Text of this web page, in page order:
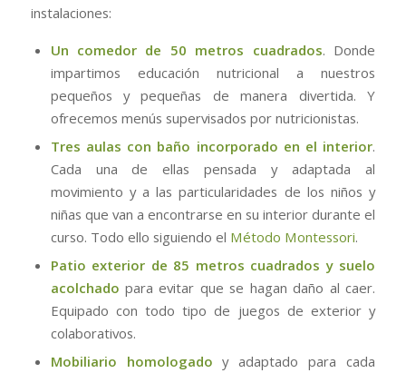
instalaciones:
Un comedor de 50 metros cuadrados. Donde
impartimos educación nutricional a nuestros
pequeños y pequeñas de manera divertida. Y
ofrecemos menús supervisados por nutricionistas.
Tres aulas con baño incorporado en el interior.
Cada una de ellas pensada y adaptada al
movimiento y a las particularidades de los niños y
niñas que van a encontrarse en su interior durante el
curso. Todo ello siguiendo el Método Montessori.
Patio exterior de 85 metros cuadrados y suelo
acolchado para evitar que se hagan daño al caer.
Equipado con todo tipo de juegos de exterior y
colaborativos.
Mobiliario homologado y adaptado para cada